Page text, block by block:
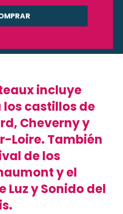
incluye
castillos de
Cheverny y
Loire. También
de los
y el
Luz y Sonido del